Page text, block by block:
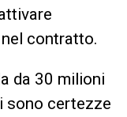
contratto.
da 30 milioni
sono certezze